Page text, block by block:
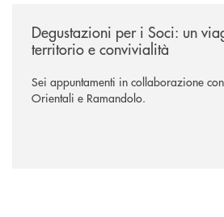
Degustazioni per i Soci: un
territorio e convivialità
Sei appuntamenti in collaborazione
Orientali e Ramandolo.